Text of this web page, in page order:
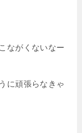
ながくないなー
に頑張らなきゃ